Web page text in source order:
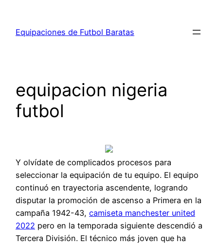
contenido
Equipaciones de Futbol Baratas
equipacion nigeria
futbol
Y olvídate de complicados procesos para
seleccionar la equipación de tu equipo. El equipo
continuó en trayectoria ascendente, logrando
disputar la promoción de ascenso a Primera en la
campaña 1942-43, camiseta manchester united
2022 pero en la temporada siguiente descendió a
Tercera División. El técnico más joven que ha